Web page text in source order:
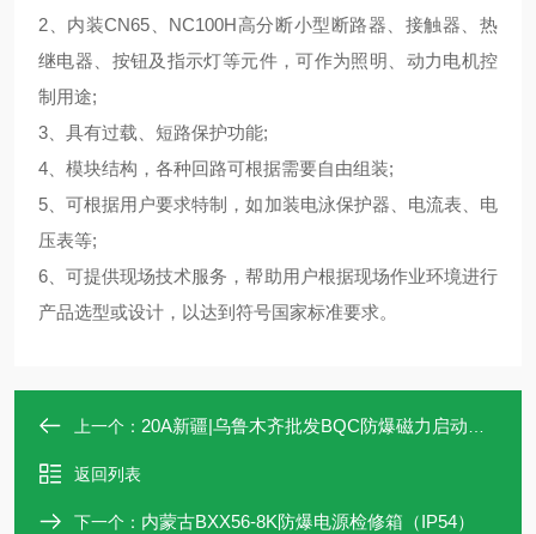
2、内装CN65、NC100H高分断小型断路器、接触器、热
继电器、按钮及指示灯等元件，可作为照明、动力电机控
制用途;
3、具有过载、短路保护功能;
4、模块结构，各种回路可根据需要自由组装;
5、可根据用户要求特制，如加装电泳保护器、电流表、电
压表等;
6、可提供现场技术服务，帮助用户根据现场作业环境进行
产品选型或设计，以达到符号国家标准要求。
上一个： 20A新疆|乌鲁木齐批发BQC防爆磁力启动器现货
返回列表
下一个： 内蒙古BXX56-8K防爆电源检修箱（IP54）